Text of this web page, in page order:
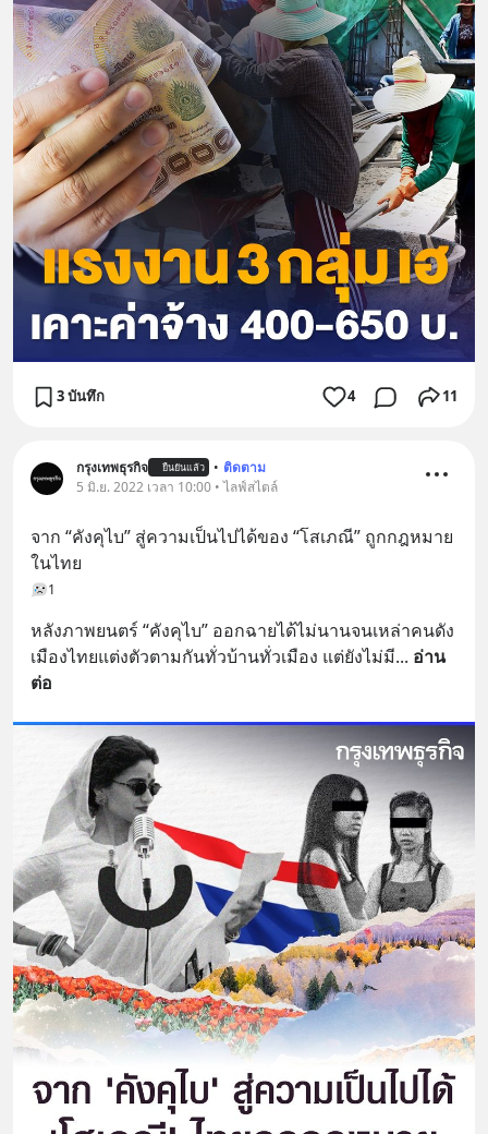
3 บันทึก 4 11
กรุงเทพธุรกิจ ยืนยันแล้ว • ติดตาม
5 มิ.ย. 2022 เวลา 10:00 • ไลฟ์สไตล์
จาก “คังคุไบ” สู่ความเป็นไปได้ของ “โสเภณี” ถูกกฎหมาย
ในไทย
1
หลังภาพยนตร์ “คังคุไบ” ออกฉายได้ไม่นานจนเหล่าคนดัง
เมืองไทยแต่งตัวตามกันทั่วบ้านทั่วเมือง แต่ยังไม่มี... อ่าน
ต่อ